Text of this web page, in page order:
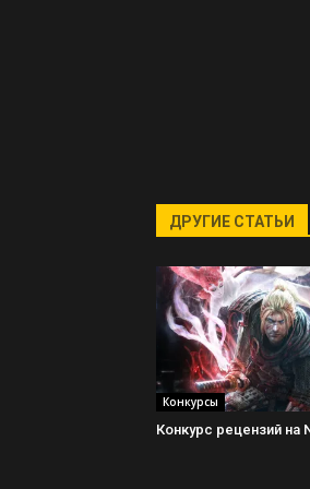
ДРУГИЕ СТАТЬИ
Конкурсы
Конкурс рецензий на